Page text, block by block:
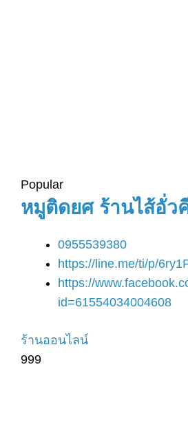
Popular
หมูติดยศ ร้านไส้อั่ว
0955539380
https://line.me/ti/p/
https://
id=61554034004608
ร้านออนไลน์
999